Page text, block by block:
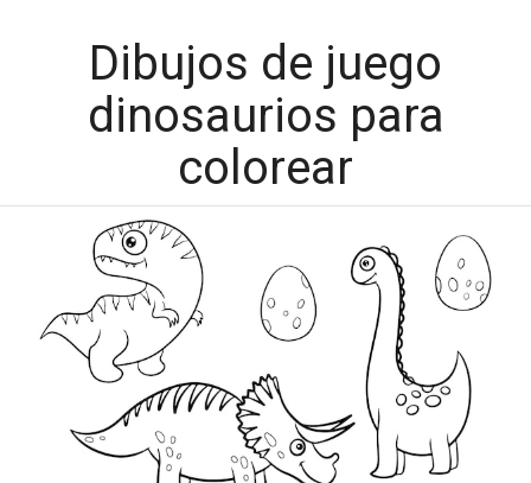
Dibujos de juego
dinosaurios para
colorear